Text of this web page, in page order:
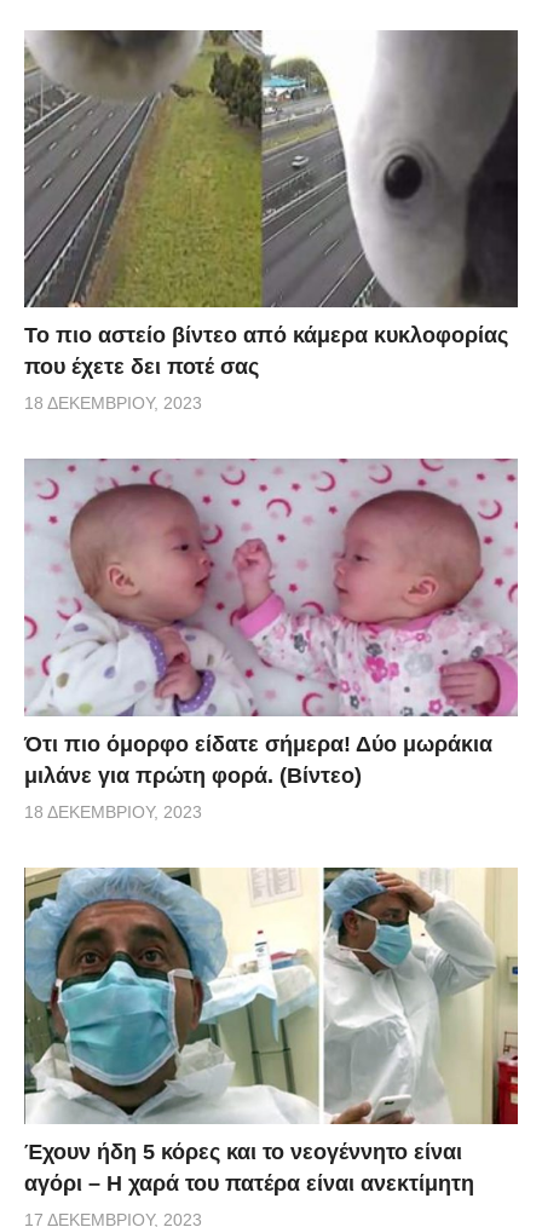
Το πιο αστείο βίντεο από κάμερα κυκλοφορίας
που έχετε δει ποτέ σας
18 ΔΕΚΕΜΒΡΊΟΥ, 2023
Ότι πιο όμορφο είδατε σήμερα! Δύο μωράκια
μιλάνε για πρώτη φορά. (Βίντεο)
18 ΔΕΚΕΜΒΡΊΟΥ, 2023
Έχουν ήδη 5 κόρες και το νεογέννητο είναι
αγόρι – Η χαρά του πατέρα είναι ανεκτίμητη
17 ΔΕΚΕΜΒΡΊΟΥ, 2023